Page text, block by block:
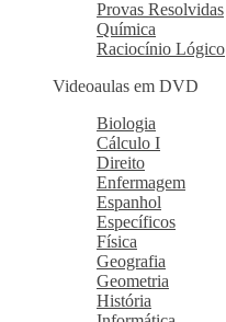
Provas Resolvidas
Química
Raciocínio Lógico
Videoaulas em DVD
Biologia
Cálculo I
Direito
Enfermagem
Espanhol
Específicos
Física
Geografia
Geometria
História